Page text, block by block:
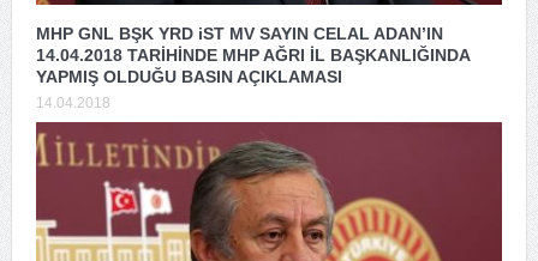
MHP GNL BŞK YRD iST MV SAYIN CELAL ADAN’IN
14.04.2018 TARİHİNDE MHP AĞRI İL BAŞKANLIĞINDA
YAPMIŞ OLDUĞU BASIN AÇIKLAMASI
14.04.2018